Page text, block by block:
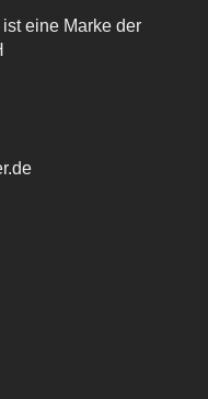
eine Marke der